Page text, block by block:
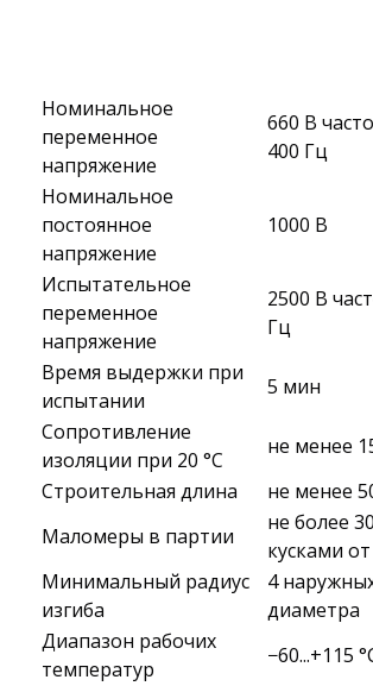
Номинальное
переменное
напряжение
660 В
400 Гц
Номинальное
постоянное
напряжение
1000 В
Испытательное
переменное
напряжение
2500 В
Гц
Время выдержки при
испытании
5 мин
Сопротивление
изоляции при 20 °С
не менее
Строительная длина
не менее
Маломеры в партии
не более
кусками
Минимальный радиус
изгиба
4
диаметра
Диапазон рабочих
температур
−60...+115